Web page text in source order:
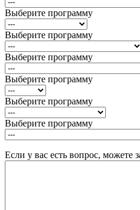
Выберите программу
Выберите программу
Выберите программу
Выберите программу
Выберите программу
Выберите программу
Если у вас есть вопрос, можете